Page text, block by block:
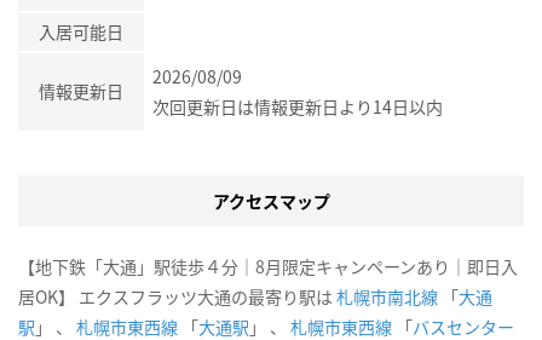
入居可能日
情報更新日
2026/08/09
次回更新日は情報更新日より14日以内
アクセスマップ
【地下鉄「大通」駅徒歩４分｜8月限定キャンペーンあり｜即日入
居OK】 エクスフラッツ大通の最寄り駅は 札幌市南北線 「大通
駅 」 、 札幌市東西線 「大通駅 」 、 札幌市東西線 「バスセンター